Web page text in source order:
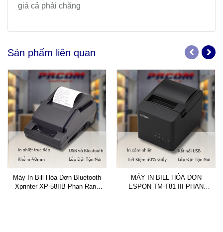
giá cả phải chăng
Sản phẩm liên quan
Máy In Bill Hóa Đơn Bluetooth
Xprinter XP-58IIB Phan Rang
MÁY IN BILL HÓA ĐƠN
ESPON TM-T81 III PHAN